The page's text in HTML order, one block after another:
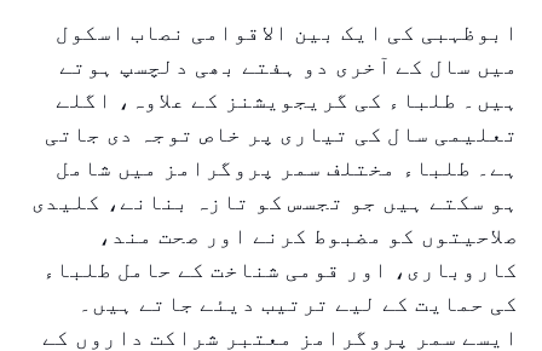
ابوظہبی کی ایک بین الاقوامی نصاب اسکول
میں سال کے آخری دو ہفتے بھی دلچسپ ہوتے
ہیں۔ طلباء کی گریجویشنز کے علاوہ، اگلے
تعلیمی سال کی تیاری پر خاص توجہ دی جاتی
ہے۔ طلباء مختلف سمر پروگرامز میں شامل
ہو سکتے ہیں جو تجسس کو تازہ بنانے، کلیدی
صلاحیتوں کو مضبوط کرنے اور صحت مند،
کاروباری، اور قومی شناخت کے حامل طلباء
کی حمایت کے لیے ترتیب دیئے جاتے ہیں۔
ایسے سمر پروگرامز معتبر شراکت داروں کے